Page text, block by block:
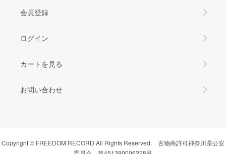
会員登録
ログイン
カートを見る
お問い合わせ
Copyright © FREEDOM RECORD All Rights Reserved. 古物商許可神奈川県公安